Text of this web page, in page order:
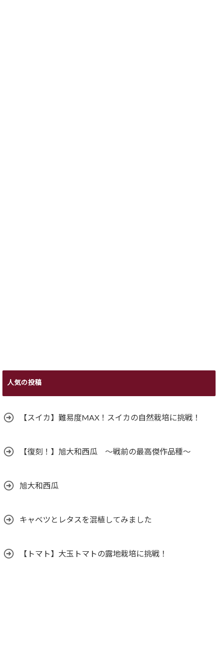
人気の投稿
【スイカ】難易度MAX！スイカの自然栽培に挑戦！
【復刻！】旭大和西瓜 ～戦前の最高傑作品種～
旭大和西瓜
キャベツとレタスを混植してみました
【トマト】大玉トマトの露地栽培に挑戦！